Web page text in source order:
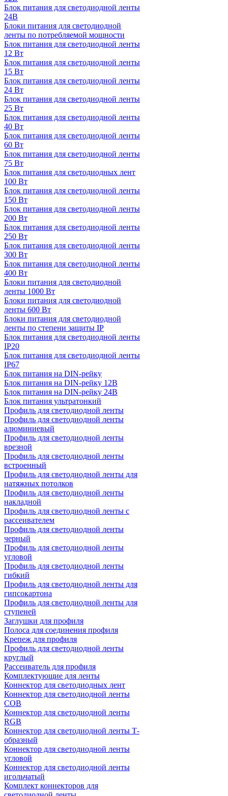
Блок питания для светодиодной ленты
24В
Блоки питания для светодиодной
ленты по потребляемой мощности
Блок питания для светодиодной ленты
12 Вт
Блок питания для светодиодной ленты
15 Вт
Блок питания для светодиодной ленты
24 Вт
Блок питания для светодиодной ленты
25 Вт
Блок питания для светодиодной ленты
40 Вт
Блок питания для светодиодной ленты
60 Вт
Блок питания для светодиодной ленты
75 Вт
Блок питания для светодиодных лент
100 Вт
Блок питания для светодиодной ленты
150 Вт
Блок питания для светодиодной ленты
200 Вт
Блок питания для светодиодной ленты
250 Вт
Блок питания для светодиодной ленты
300 Вт
Блок питания для светодиодной ленты
400 Вт
Блоки питания для светодиодной
ленты 1000 Вт
Блоки питания для светодиодной
ленты 600 Вт
Блоки питания для светодиодной
ленты по степени защиты IP
Блок питания для светодиодной ленты
IP20
Блок питания для светодиодной ленты
IP67
Блок питания на DIN-рейку
Блок питания на DIN-рейку 12В
Блок питания на DIN-рейку 24В
Блок питания ультратонкий
Профиль для светодиодной ленты
Профиль для светодиодной ленты
алюминиевый
Профиль для светодиодной ленты
врезной
Профиль для светодиодной ленты
встроенный
Профиль для светодиодной ленты для
натяжных потолков
Профиль для светодиодной ленты
накладной
Профиль для светодиодной ленты с
рассеивателем
Профиль для светодиодной ленты
черный
Профиль для светодиодной ленты
угловой
Профиль для светодиодной ленты
гибкий
Профиль для светодиодной ленты для
гипсокартона
Профиль для светодиодной ленты для
ступеней
Заглушки для профиля
Полоса для соединения профиля
Крепеж для профиля
Профиль для светодиодной ленты
круглый
Рассеиватель для профиля
Комплектующие для ленты
Коннектор для светодиодных лент
Коннектор для светодиодной ленты
COB
Коннектор для светодиодной ленты
RGB
Коннектор для светодиодной ленты Т-
образный
Коннектор для светодиодной ленты
угловой
Коннектор для светодиодной ленты
игольчатый
Комплект коннекторов для